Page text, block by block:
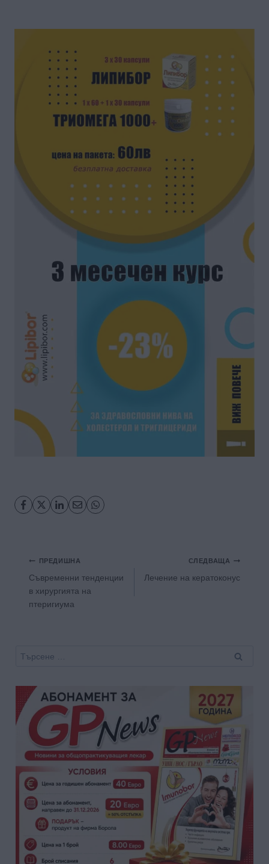
Навигация
ПРЕДИШНА
Съвременни тенденции
в хирургията на
птеригиума
СЛЕДВАЩА
Лечение на кератоконус
Търсене